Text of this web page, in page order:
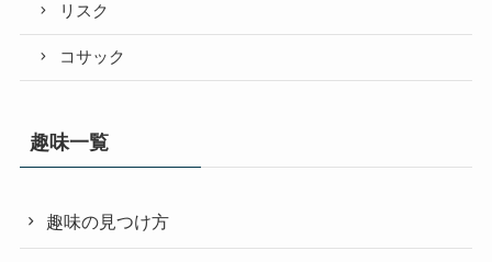
リスク
コサック
趣味一覧
趣味の見つけ方